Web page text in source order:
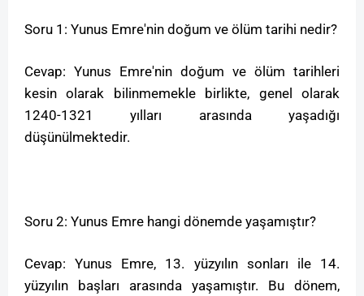
Soru 1: Yunus Emre'nin doğum ve ölüm tarihi nedir?
Cevap: Yunus Emre'nin doğum ve ölüm tarihleri
kesin olarak bilinmemekle birlikte, genel olarak
1240-1321 yılları arasında yaşadığı
düşünülmektedir.
Soru 2: Yunus Emre hangi dönemde yaşamıştır?
Cevap: Yunus Emre, 13. yüzyılın sonları ile 14.
yüzyılın başları arasında yaşamıştır. Bu dönem,